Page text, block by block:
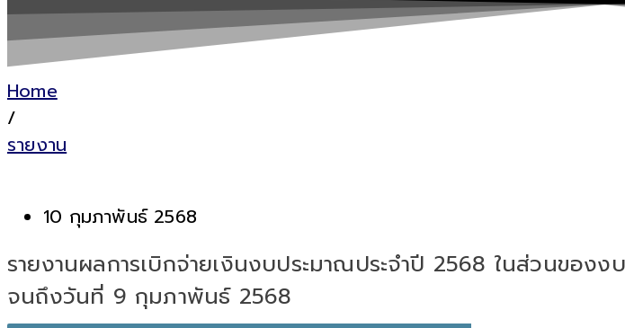
Home
/
รายงาน
10 กุมภาพันธ์ 2568
รายงานผลการเบิกจ่ายเงินงบประมาณประจำปี 2568 ในส่วนขอ
จนถึงวันที่ 9 กุมภาพันธ์ 2568